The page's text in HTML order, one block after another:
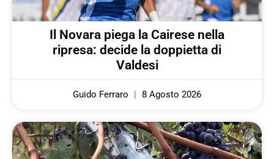
Il Novara piega la Cairese nella
ripresa: decide la doppietta di
Valdesi
Guido Ferraro 8 Agosto 2026